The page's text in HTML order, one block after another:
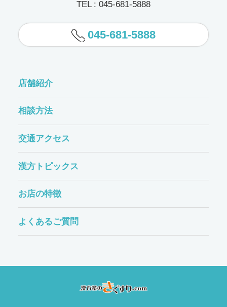
TEL : 045-681-5888
045-681-5888
店舗紹介
相談方法
交通アクセス
漢方トピックス
お店の特徴
よくあるご質問